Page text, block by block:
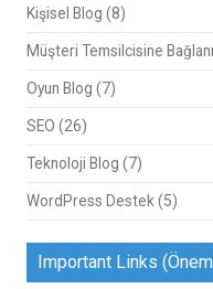
Kişisel Blog (8)
Müşteri Temsilcisine
Oyun Blog (7)
SEO (26)
Teknoloji Blog (7)
WordPress Destek (5)
Important Links